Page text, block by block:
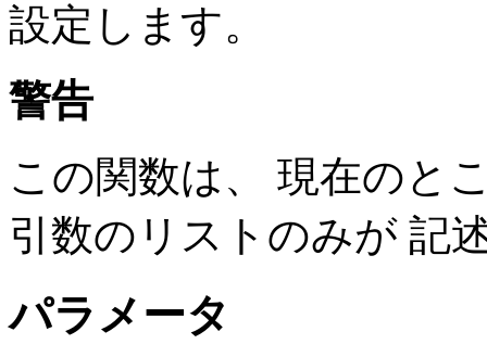
設定します。
警告
この関数は、 現在のと
引数のリストのみが 記
パラメータ